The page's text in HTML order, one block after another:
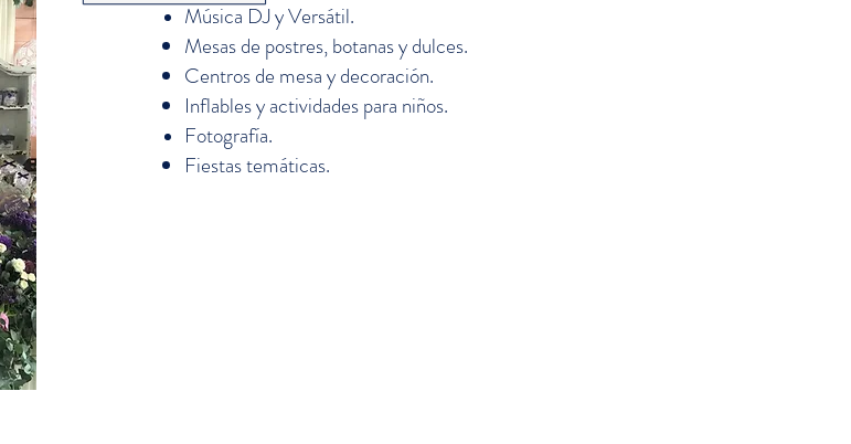
Música DJ y Versátil.
Mesas de postres, botanas y dulces.
Centros de mesa y decoración.
Inflables y actividades para niños.
Fotografía.
Fiestas temáticas.